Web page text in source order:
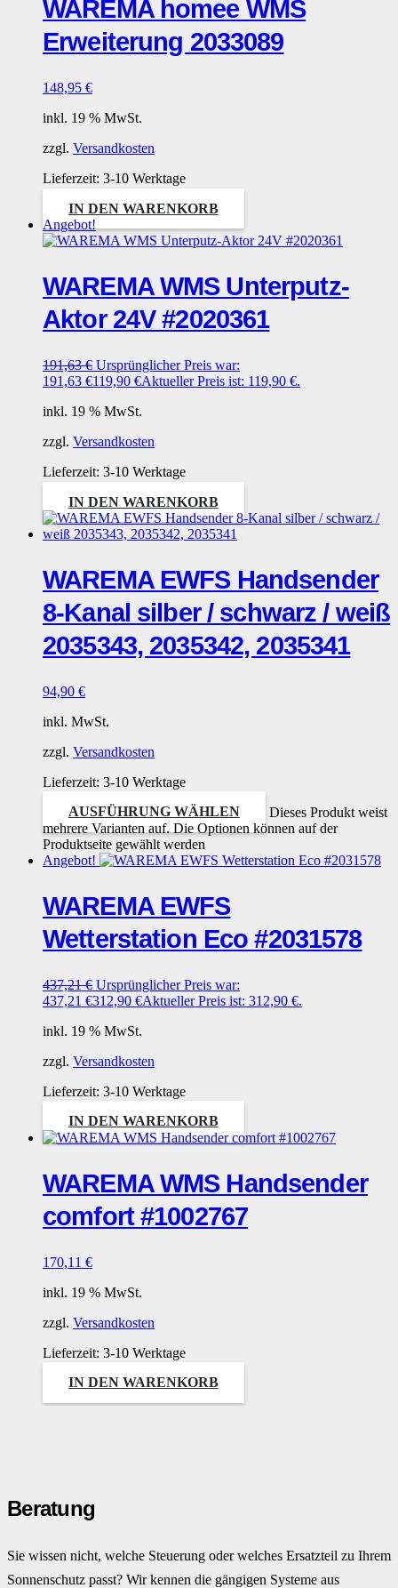
WAREMA homee WMS
Erweiterung 2033089
148,95 €
inkl. 19 % MwSt.
zzgl. Versandkosten
Lieferzeit: 3-10 Werktage
IN DEN WARENKORB
Angebot!
WAREMA WMS Unterputz-
Aktor 24V #2020361
191,63€ Ursprünglicher Preis war:
191,63 €119,90 €Aktueller Preis ist: 119,90 €.
inkl. 19 % MwSt.
zzgl. Versandkosten
Lieferzeit: 3-10 Werktage
IN DEN WARENKORB
WAREMA EWFS Handsender
8-Kanal silber / schwarz / weiß
2035343, 2035342, 2035341
94,90 €
inkl. MwSt.
zzgl. Versandkosten
Lieferzeit: 3-10 Werktage
AUSFÜHRUNG WÄHLEN
Dieses Produkt weist
mehrere Varianten auf. Die Optionen können auf der
Produktseite gewählt werden
Angebot!
WAREMA EWFS
Wetterstation Eco #2031578
437,21€ Ursprünglicher Preis war:
437,21 €312,90 €Aktueller Preis ist: 312,90 €.
inkl. 19 % MwSt.
zzgl. Versandkosten
Lieferzeit: 3-10 Werktage
IN DEN WARENKORB
WAREMA WMS Handsender
comfort #1002767
170,11 €
inkl. 19 % MwSt.
zzgl. Versandkosten
Lieferzeit: 3-10 Werktage
IN DEN WARENKORB
Beratung
Sie wissen nicht, welche Steuerung oder welches Ersatzteil zu Ihrem
Sonnenschutz passt? Wir kennen die gängigen Systeme aus